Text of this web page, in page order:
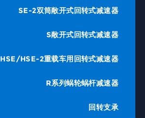
SE-2双筒敞开式回转式减速器
S敞开式回转式减速器
HSE/HSE-2重载车用回转式减速器
R系列蜗轮蜗杆减速器
回转支承